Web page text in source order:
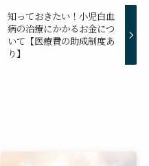
知っておきたい！小児白血
病の治療にかかるお金につ
いて【医療費の助成制度あ
り】